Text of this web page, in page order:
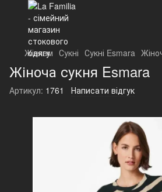
Жінкам Сукні Сукні Esmara
Жіноча сукня Esmara
Артикул: 1761 Написати відгук